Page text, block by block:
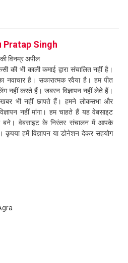
Pratap Singh
विनम्र अपील
की भी काली कमाई द्वारा संचालित नहीं है।
नवाचार है। सकारात्मक रवैया है। हम पीत
नहीं करते हैं। जबरन विज्ञापन नहीं लेते हैं।
भी नहीं छापते हैं। हमने लोकसभा और
नहीं मांगा। हम चाहते हैं यह वेबसाइट
बने। वेबसाइट के निरंतर संचालन में आपके
हमें विज्ञापन या डोनेशन देकर सहयोग